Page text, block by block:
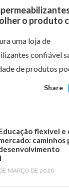
o produto
uma loja de
confiável
de produtos
Share
flexível e
caminhos
MARÇO DE 2026